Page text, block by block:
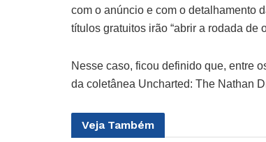
com o anúncio e com o detalhamento
títulos gratuitos irão “abrir a rodada de
Nesse caso, ficou definido que, entre
da coletânea Uncharted: The Nathan
Veja Também